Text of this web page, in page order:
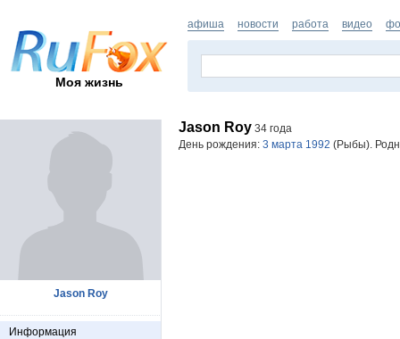
Моя жизнь
афиша новости работа видео
Jason Roy 34 года
День рождения: 3 марта 1992 (Рыбы).
Jason Roy
Информация